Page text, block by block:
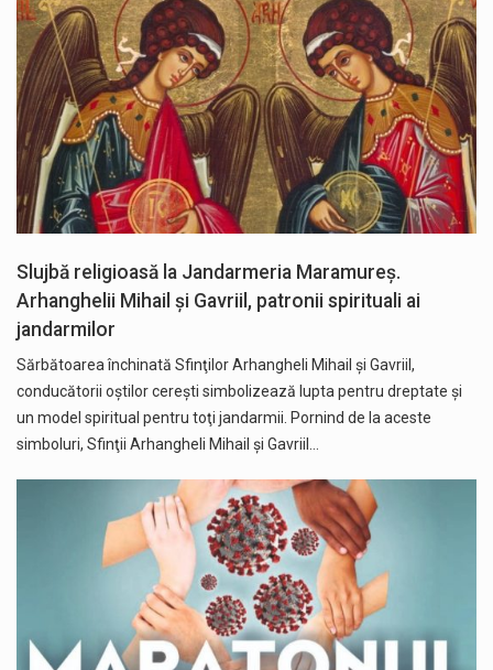
Slujbă religioasă la Jandarmeria Maramureș.
Arhanghelii Mihail şi Gavriil, patronii spirituali ai
jandarmilor
Sărbătoarea închinată Sfinţilor Arhangheli Mihail şi Gavriil,
conducătorii oştilor cereşti simbolizează lupta pentru dreptate şi
un model spiritual pentru toţi jandarmii. Pornind de la aceste
simboluri, Sfinţii Arhangheli Mihail şi Gavriil…